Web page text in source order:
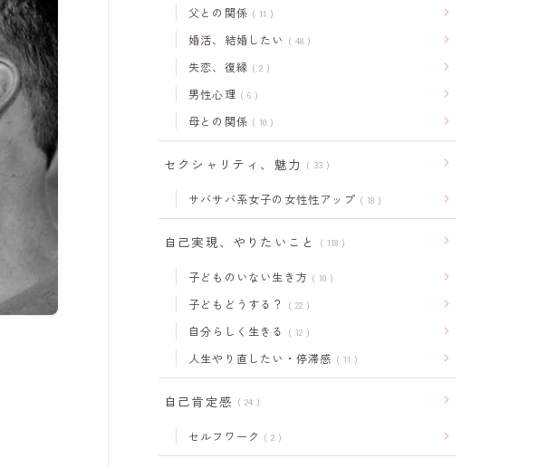
父との関係 11
婚活、結婚したい 48
失恋、復縁 2
男性心理 6
母との関係 10
セクシャリティ、魅力 33
サバサバ系女子の女性性アップ 18
自己実現、やりたいこと 118
子どものいない生き方 10
子どもどうする？ 22
自分らしく生きる 12
人生やり直したい・停滞感 11
自己肯定感 24
セルフワーク 2